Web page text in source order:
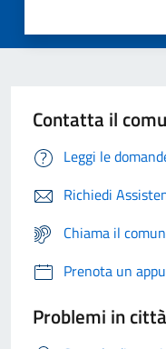
Contatta il
Leggi le
Richiedi
Chiama il
Prenota un
Problemi in città